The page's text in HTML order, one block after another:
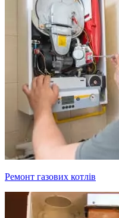
Ремонт газових котлів